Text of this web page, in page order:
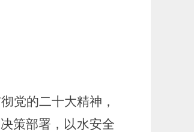
党的二十大精神，
策部署，以水安全